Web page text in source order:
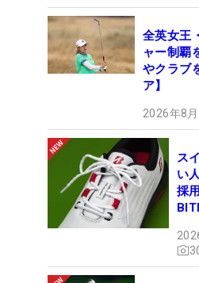
全英女王
ャー制覇
やクラブ
ア】
2026年8
ス
い
採
ュ